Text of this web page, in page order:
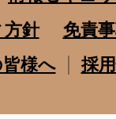
針
免責
様へ
採